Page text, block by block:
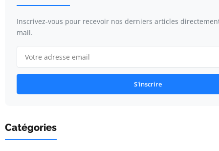
Inscrivez-vous pour recevoir nos derniers articles
mail.
S'inscrire
Catégories